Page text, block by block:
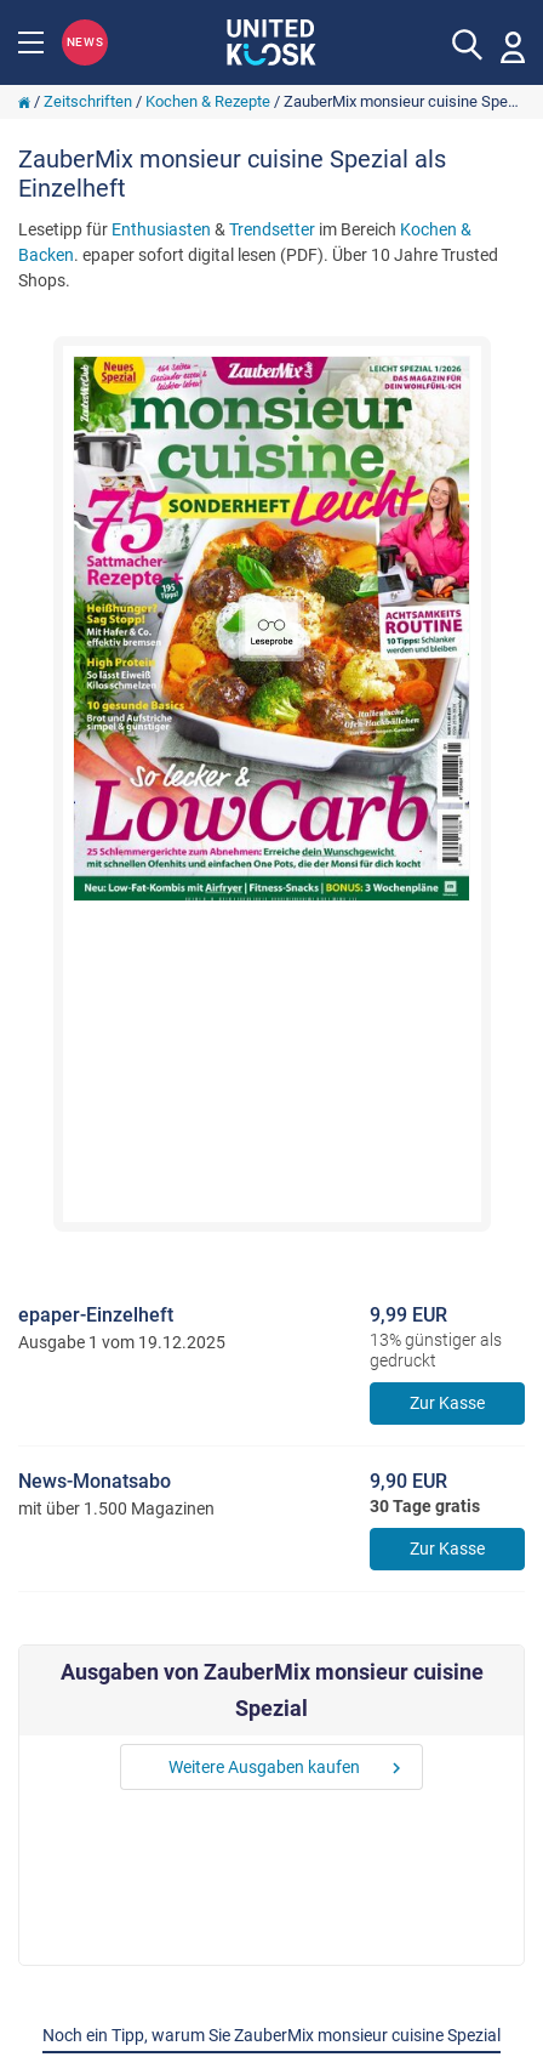
NEWS
/ Zeitschriften/ Kochen & Rezepte/ ZauberMix monsieur cuisine Spezial
ZauberMix monsieur cuisine Spezial als
Einzelheft
Lesetipp für Enthusiasten & Trendsetter im Bereich Kochen &
Backen. epaper sofort digital lesen (PDF). Über 10 Jahre Trusted
Shops.
epaper-Einzelheft
Ausgabe 1 vom 19.12.2025
9,99 EUR
13% günstiger als
gedruckt
Zur Kasse
News-Monatsabo
mit über 1.500 Magazinen
9,90 EUR
30 Tage gratis
Zur Kasse
Ausgaben von ZauberMix monsieur cuisine
Spezial
Weitere Ausgaben kaufen chevron_right
Noch ein Tipp, warum Sie ZauberMix monsieur cuisine Spezial